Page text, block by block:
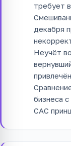
требует
декабря
Неучёт
бизнеса
CAC